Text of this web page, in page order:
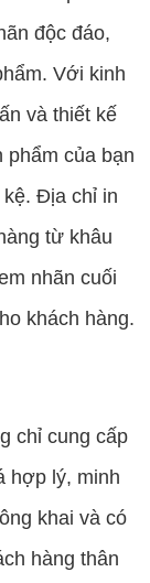
độc đáo,
Với kinh
và thiết kế
phẩm của bạn
Địa chỉ in
từ khâu
nhãn cuối
khách hàng.
chỉ cung cấp
hợp lý, minh
khai và có
hàng thân